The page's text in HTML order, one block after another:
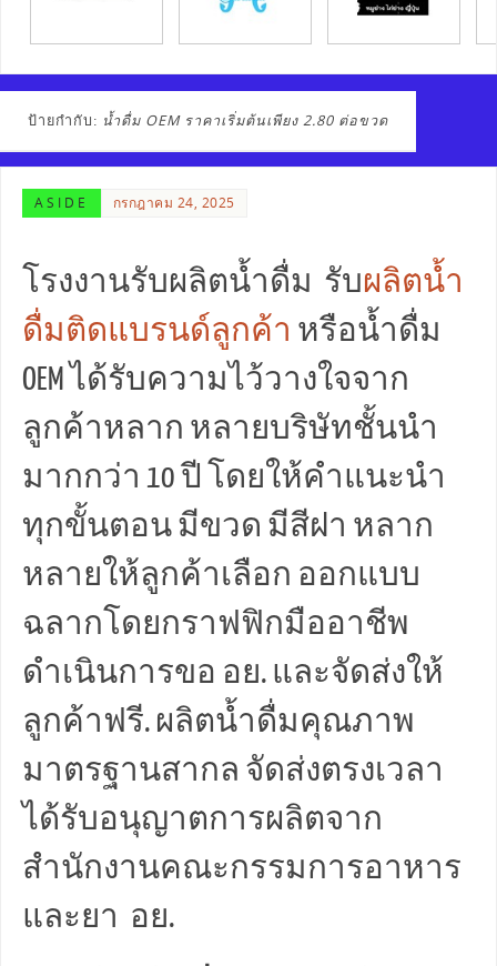
ป้ายกำกับ: น้ำดื่ม OEM ราคาเริ่มต้นเพียง 2.80 ต่อขวด
ASIDE กรกฎาคม 24, 2025
โรงงานรับผลิตน้ำดื่ม รับผลิตน้ำ
ดื่มติดแบรนด์ลูกค้า หรือน้ำดื่ม
OEM ได้รับความไว้วางใจจาก
ลูกค้าหลาก หลายบริษัทชั้นนำ
มากกว่า 10 ปี โดยให้คำแนะนำ
ทุกขั้นตอน มีขวด มีสีฝา หลาก
หลายให้ลูกค้าเลือก ออกแบบ
ฉลากโดยกราฟฟิกมืออาชีพ
ดำเนินการขอ อย. และจัดส่งให้
ลูกค้าฟรี. ผลิตน้ำดื่มคุณภาพ
มาตรฐานสากล จัดส่งตรงเวลา
ได้รับอนุญาตการผลิตจาก
สำนักงานคณะกรรมการอาหาร
และยา อย.